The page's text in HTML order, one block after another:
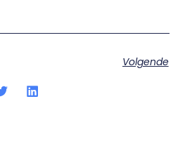
Volgende